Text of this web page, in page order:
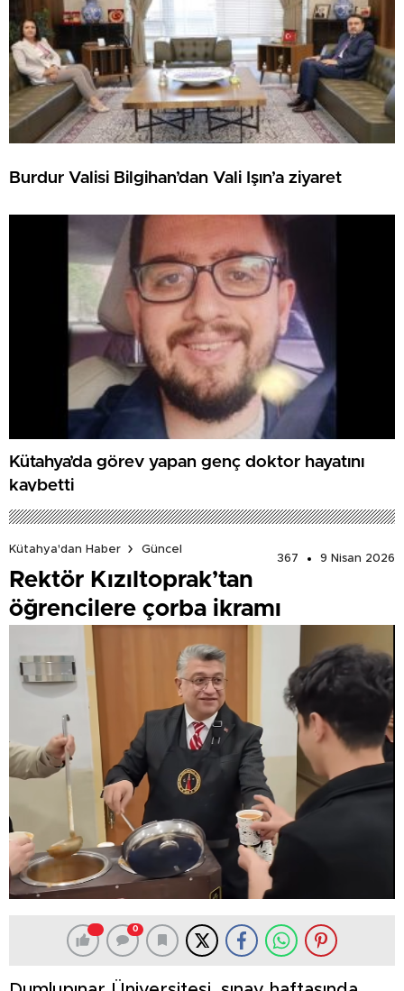
Burdur Valisi Bilgihan’dan Vali Işın’a ziyaret
Kütahya’da görev yapan genç doktor hayatını
kaybetti
Kütahya'dan Haber
Güncel
367
9 Nisan 2026
Rektör Kızıltoprak’tan
öğrencilere çorba ikramı
0